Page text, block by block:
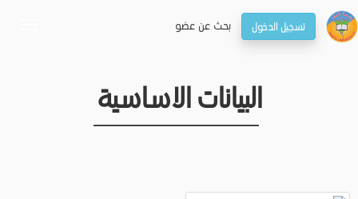
تسجيل الدخول بحـث عن عضو
البيانات الاساسية